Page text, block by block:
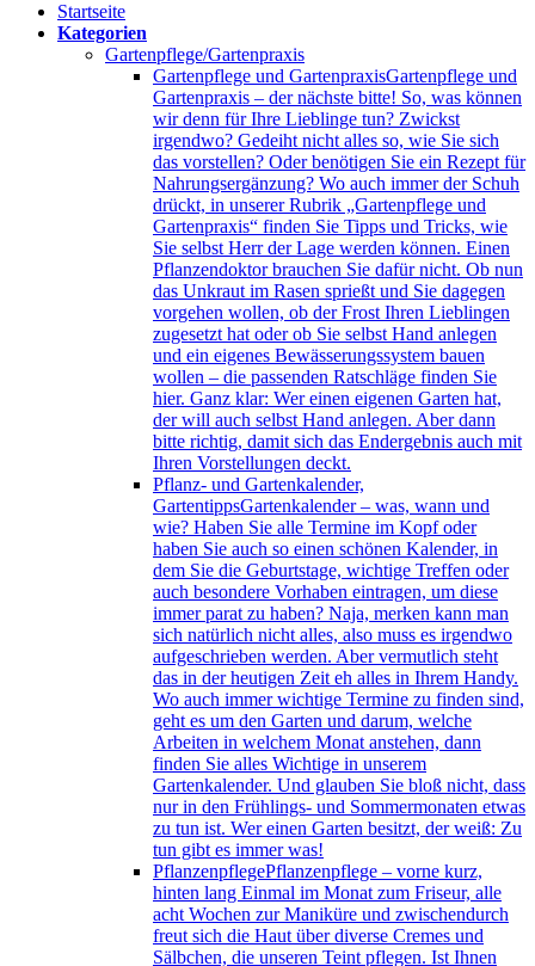
Startseite
Kategorien
Gartenpflege/Gartenpraxis
Gartenpflege und GartenpraxisGartenpflege und
Gartenpraxis – der nächste bitte! So, was können
wir denn für Ihre Lieblinge tun? Zwickst
irgendwo? Gedeiht nicht alles so, wie Sie sich
das vorstellen? Oder benötigen Sie ein Rezept für
Nahrungsergänzung? Wo auch immer der Schuh
drückt, in unserer Rubrik „Gartenpflege und
Gartenpraxis“ finden Sie Tipps und Tricks, wie
Sie selbst Herr der Lage werden können. Einen
Pflanzendoktor brauchen Sie dafür nicht. Ob nun
das Unkraut im Rasen sprießt und Sie dagegen
vorgehen wollen, ob der Frost Ihren Lieblingen
zugesetzt hat oder ob Sie selbst Hand anlegen
und ein eigenes Bewässerungssystem bauen
wollen – die passenden Ratschläge finden Sie
hier. Ganz klar: Wer einen eigenen Garten hat,
der will auch selbst Hand anlegen. Aber dann
bitte richtig, damit sich das Endergebnis auch mit
Ihren Vorstellungen deckt.
Pflanz- und Gartenkalender,
GartentippsGartenkalender – was, wann und
wie? Haben Sie alle Termine im Kopf oder
haben Sie auch so einen schönen Kalender, in
dem Sie die Geburtstage, wichtige Treffen oder
auch besondere Vorhaben eintragen, um diese
immer parat zu haben? Naja, merken kann man
sich natürlich nicht alles, also muss es irgendwo
aufgeschrieben werden. Aber vermutlich steht
das in der heutigen Zeit eh alles in Ihrem Handy.
Wo auch immer wichtige Termine zu finden sind,
geht es um den Garten und darum, welche
Arbeiten in welchem Monat anstehen, dann
finden Sie alles Wichtige in unserem
Gartenkalender. Und glauben Sie bloß nicht, dass
nur in den Frühlings- und Sommermonaten etwas
zu tun ist. Wer einen Garten besitzt, der weiß: Zu
tun gibt es immer was!
PflanzenpflegePflanzenpflege – vorne kurz,
hinten lang Einmal im Monat zum Friseur, alle
acht Wochen zur Maniküre und zwischendurch
freut sich die Haut über diverse Cremes und
Sälbchen, die unseren Teint pflegen. Ist Ihnen